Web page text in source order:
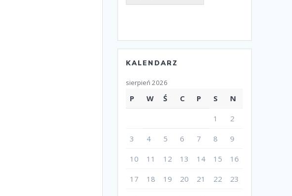
KALENDARZ
sierpień 2026
P W Ś C P S N
1 2
3 4 5 6 7 8 9
10 11 12 13 14 15 16
17 18 19 20 21 22 23